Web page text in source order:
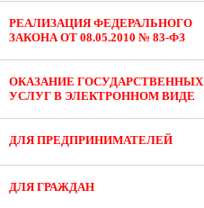
РЕАЛИЗАЦИЯ ФЕДЕРАЛЬНОГО
ЗАКОНА ОТ 08.05.2010 № 83-ФЗ
ОКАЗАНИЕ ГОСУДАРСТВЕННЫХ
УСЛУГ В ЭЛЕКТРОННОМ ВИДЕ
ДЛЯ ПРЕДПРИНИМАТЕЛЕЙ
ДЛЯ ГРАЖДАН